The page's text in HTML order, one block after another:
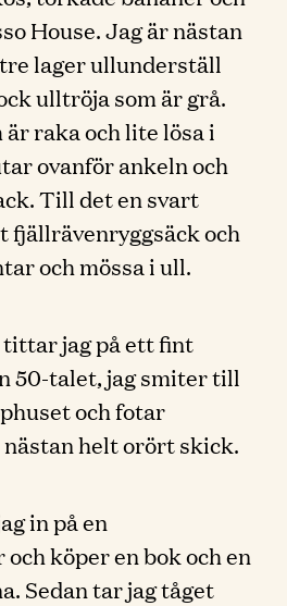
House. Jag är nästan
lager ullunderställ
ulltröja som är grå.
är raka och lite lösa i
ovanför ankeln och
Till det en svart
fjällrävenryggsäck och
och mössa i ull.
tittar jag på ett fint
50-talet, jag smiter till
och fotar
helt orört skick.
in på en
köper en bok och en
Sedan tar jag tåget